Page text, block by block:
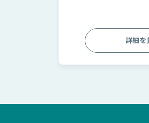
1時間でサクッと会社
▼ プログラム内容（計
・会社説明（45分）
・質疑応答（15分）
詳細を